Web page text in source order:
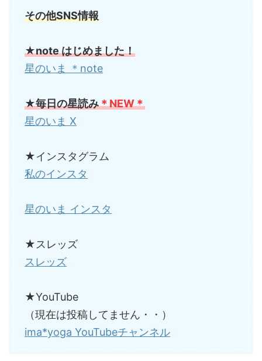
その他SNS情報
★note はじめました！
星のいま ＊note
★毎日の星読み＊NEW＊
星のいま X
★インスタグラム
私のインスタ
星のいま インスタ
★スレッズ
スレッズ
★YouTube
（現在は投稿してません・・）
ima*yoga YouTubeチャンネル